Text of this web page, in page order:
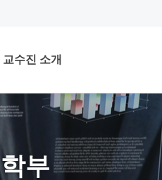
교수진 소개
학부